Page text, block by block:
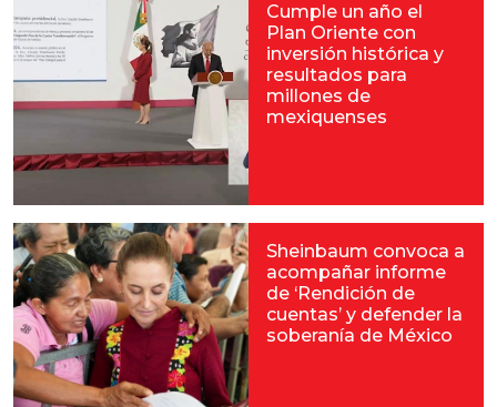
Cumple un año el
Plan Oriente con
inversión histórica y
resultados para
millones de
mexiquenses
Sheinbaum convoca a
acompañar informe
de ‘Rendición de
cuentas’ y defender la
soberanía de México